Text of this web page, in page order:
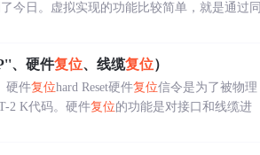
今日。虚拟实现的功能比较简单，就是通过同
、硬件复位、线缆复位）
硬件复位hard Reset硬件复位信令是为了被物理
2 K代码。硬件复位的功能是对接口和线缆进